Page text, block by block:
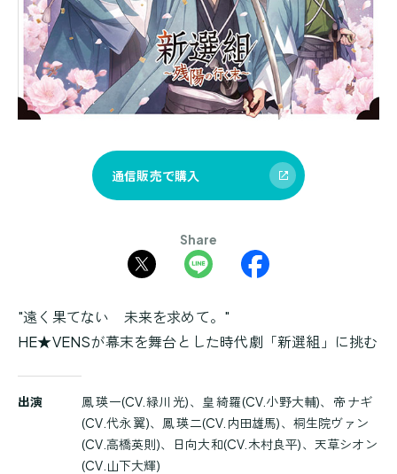
通信販売で購入
Share
"遠く果てない 未来を求めて。"
HE★VENSが幕末を舞台とした時代劇「新選組」に挑む
品
出演
鳳 瑛一(CV.緑川 光)、皇 綺羅(CV.小野大輔)、帝 ナギ
(CV.代永 翼)、鳳 瑛二(CV.内田雄馬)、桐生院ヴァン
(CV.高橋英則)、日向大和(CV.木村良平)、天草シオン
(CV.山下大輝)